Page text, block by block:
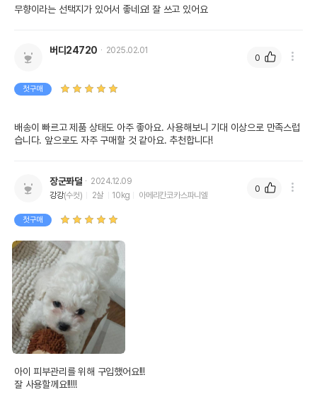
무향이라는 선택지가 있어서 좋네요! 잘 쓰고 있어요
버디24720 2025.02.01
첫구매
배송이 빠르고 제품 상태도 아주 좋아요. 사용해보니 기대 이상으로 만족스럽
습니다. 앞으로도 자주 구매할 것 같아요. 추천합니다!
0
장군퐈덜
2024.12.09
강강(수컷) 2살 10kg 아메리칸코카스파니엘
첫구매
아이 피부관리를 위해 구입했어요!!!
잘 사용할께요!!!!!
0